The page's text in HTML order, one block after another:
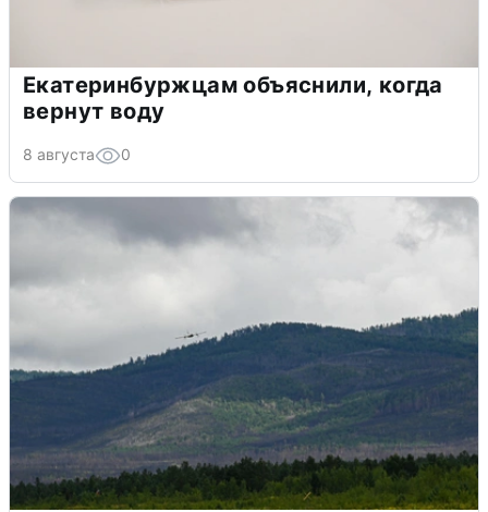
Екатеринбуржцам объяснили, когда
вернут воду
8 августа 0